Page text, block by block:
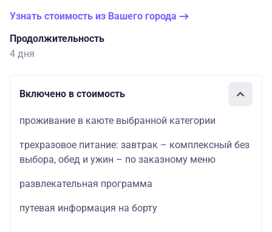
Узнать стоимость из Вашего города
Продолжительность
4 дня
Включено в стоимость
проживание в каюте выбранной категории
трехразовое питание: завтрак – комплексный без
выбора, обед и ужин – по заказному меню
развлекательная программа
путевая информация на борту